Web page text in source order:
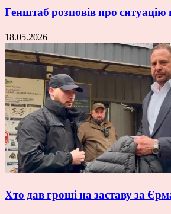
Генштаб розповів про ситуацію
18.05.2026
Хто дав гроші на заставу за